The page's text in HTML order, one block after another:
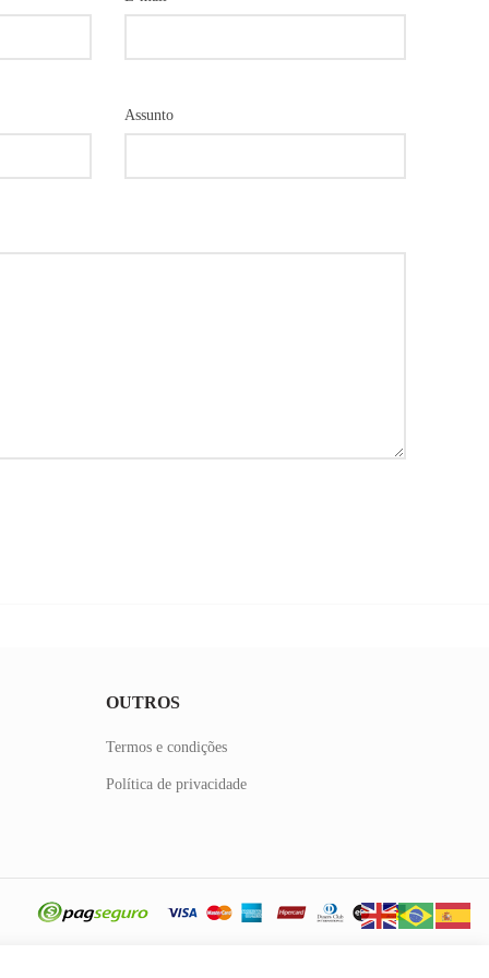
Assunto
OUTROS
Termos e condições
Política de privacidade